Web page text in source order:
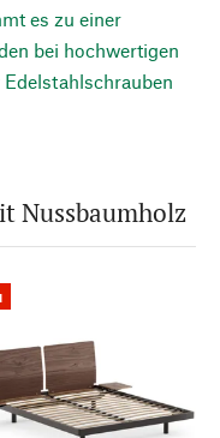
es zu einer
bei hochwertigen
Nussbaumholz